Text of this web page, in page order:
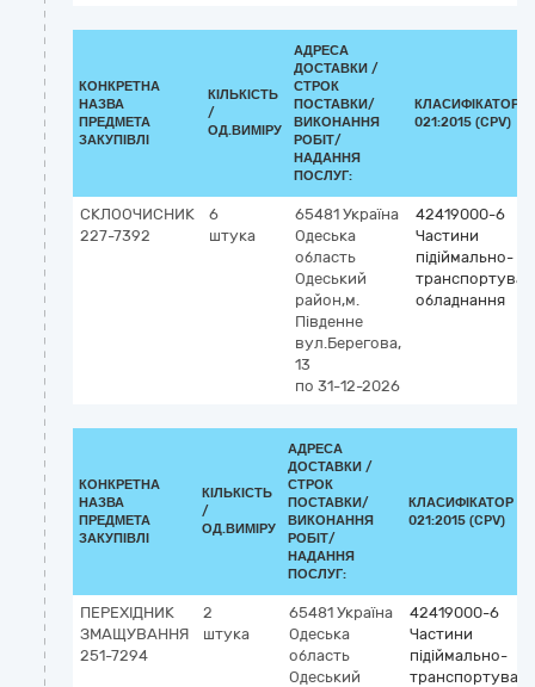
КОНКРЕТНА
НАЗВА
ПРЕДМЕТА
ЗАКУПІВЛІ
КІЛЬКІСТЬ
/
ОД.ВИМІРУ
АДРЕСА
ДОСТАВКИ /
СТРОК
ПОСТАВКИ/
ВИКОНАННЯ
РОБІТ/
НАДАННЯ
ПОСЛУГ:
КЛАСИФІКАТОР
021:2015 (CPV)
СКЛООЧИСНИК
227-7392
6
штука
65481 Україна
Одеська
область
Одеський
район,м.
Південне
вул.Берегова,
13
по 31-12-2026
42419000-6
Частини
підіймально-
обладнання
КОНКРЕТНА
НАЗВА
ПРЕДМЕТА
ЗАКУПІВЛІ
КІЛЬКІСТЬ
/
ОД.ВИМІРУ
АДРЕСА
ДОСТАВКИ /
СТРОК
ПОСТАВКИ/
ВИКОНАННЯ
РОБІТ/
НАДАННЯ
ПОСЛУГ:
КЛАСИФІКАТОР ДК
021:2015 (CPV)
ПЕРЕХІДНИК
ЗМАЩУВАННЯ
251-7294
2
штука
65481 Україна
Одеська
область
Одеський
42419000-6
Частини
підіймально-